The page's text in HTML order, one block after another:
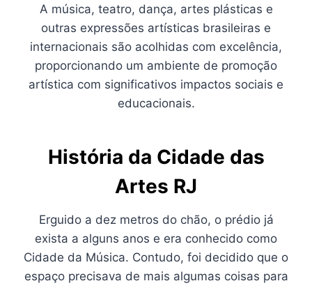
A música, teatro, dança, artes plásticas e
outras expressões artísticas brasileiras e
internacionais são acolhidas com excelência,
proporcionando um ambiente de promoção
artística com significativos impactos sociais e
educacionais.
História da Cidade das
Artes RJ
Erguido a dez metros do chão, o prédio já
exista a alguns anos e era conhecido como
Cidade da Música. Contudo, foi decidido que o
espaço precisava de mais algumas coisas para